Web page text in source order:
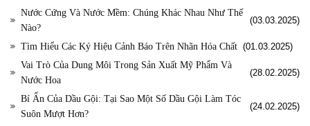
Nước Cứng Và Nước Mềm: Chúng Khác Nhau Như Thế
Nào?
(03.03.2025)
Tìm Hiểu Các Ký Hiệu Cảnh Báo Trên Nhãn Hóa Chất (01.03.2025)
Vai Trò Của Dung Môi Trong Sản Xuất Mỹ Phẩm Và
Nước Hoa
(28.02.2025)
Bí Ẩn Của Dầu Gội: Tại Sao Một Số Dầu Gội Làm Tóc
Suôn Mượt Hơn?
(24.02.2025)